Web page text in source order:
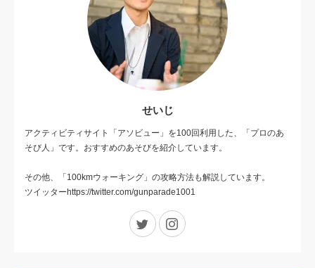
せいじ
アクティビティサイト「アソビュー」を100回利用した、「プロのあ
そび人」です。おすすめのあそびを紹介しています。
その他、「100kmウォーキング」の攻略方法も解説しています。
ツイッターhttps://twitter.com/gunparade1001
Twitter